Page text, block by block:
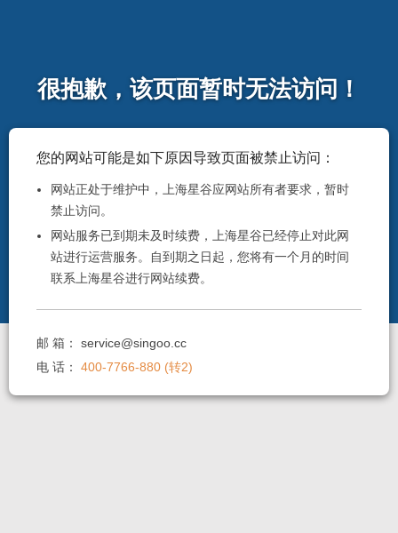
很抱歉，该页面暂时无法访问！
您的网站可能是如下原因导致页面被禁止访问：
网站正处于维护中，上海星谷应网站所有者要求，暂时
禁止访问。
网站服务已到期未及时续费，上海星谷已经停止对此网
站进行运营服务。自到期之日起，您将有一个月的时间
联系上海星谷进行网站续费。
邮 箱：service@singoo.cc
电 话：400-7766-880 (转2)